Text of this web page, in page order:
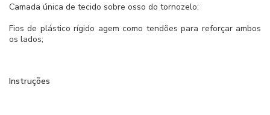
Camada única de tecido sobre osso do tornozelo;
Fios de plástico rígido agem como tendões para reforçar ambos
os lados;
Instruções